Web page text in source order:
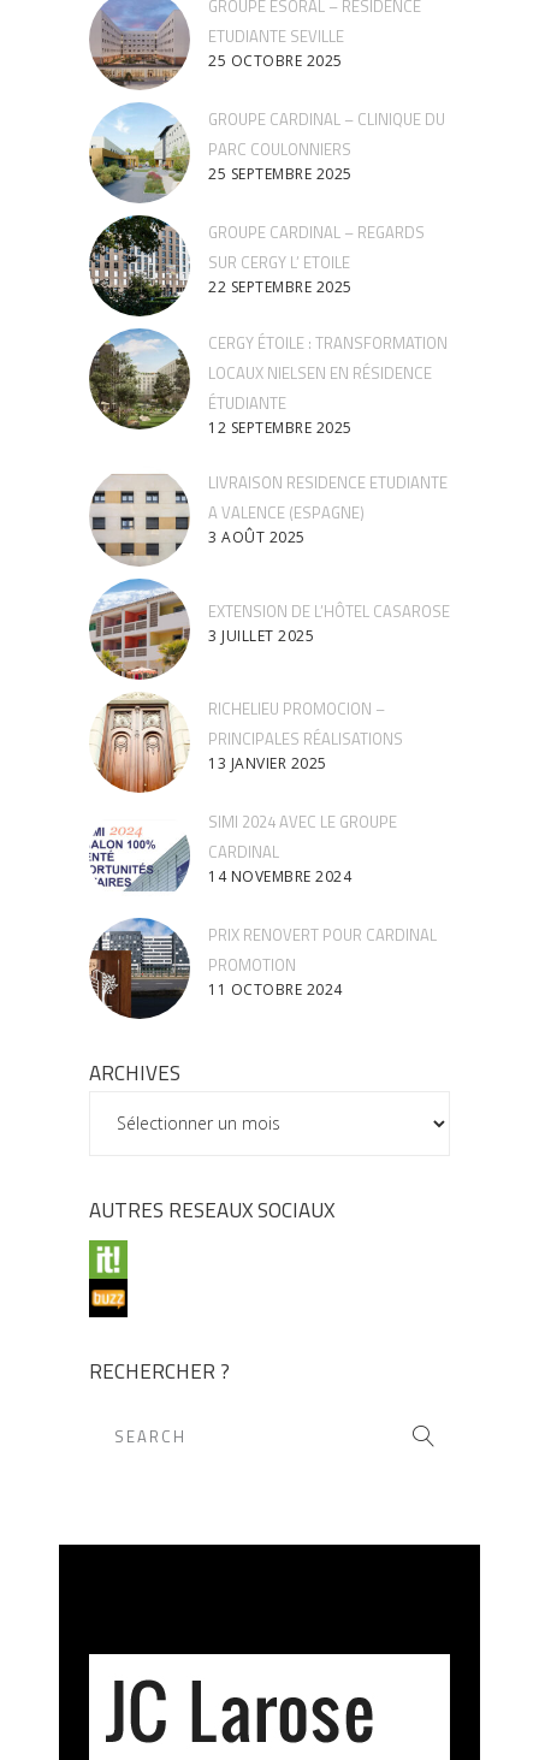
GROUPE ESORAL – RESIDENCE
ETUDIANTE SEVILLE
25 OCTOBRE 2025
GROUPE CARDINAL – CLINIQUE DU
PARC COULONNIERS
25 SEPTEMBRE 2025
GROUPE CARDINAL – REGARDS
SUR CERGY L’ ETOILE
22 SEPTEMBRE 2025
CERGY ÉTOILE : TRANSFORMATION
LOCAUX NIELSEN EN RÉSIDENCE
ÉTUDIANTE
12 SEPTEMBRE 2025
LIVRAISON RESIDENCE ETUDIANTE
A VALENCE (ESPAGNE)
3 AOÛT 2025
EXTENSION DE L’HÔTEL CASAROSE
3 JUILLET 2025
RICHELIEU PROMOCION –
PRINCIPALES RÉALISATIONS
13 JANVIER 2025
SIMI 2024 AVEC LE GROUPE
CARDINAL
14 NOVEMBRE 2024
PRIX RENOVERT POUR CARDINAL
PROMOTION
11 OCTOBRE 2024
ARCHIVES
ARCHIVES
AUTRES RESEAUX SOCIAUX
RECHERCHER ?